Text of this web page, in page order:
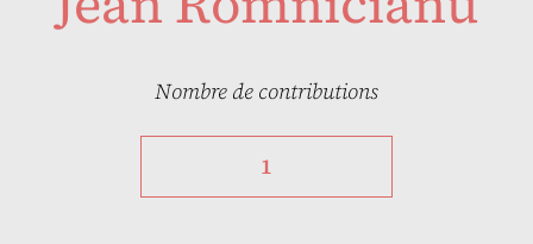
Nombre de contributions
1